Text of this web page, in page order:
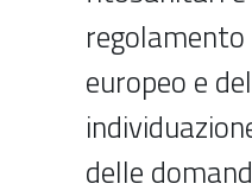
europeo e
delle